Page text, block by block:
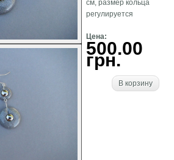
см, размер кольца
регулируется
Цена:
500.00
грн.
В корзину